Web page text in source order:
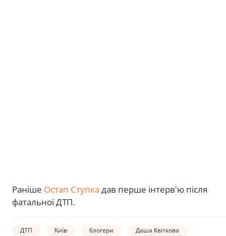
Раніше Остап Ступка дав перше інтерв'ю після
фатальної ДТП.
ДТП Київ блогери Даша Квіткова